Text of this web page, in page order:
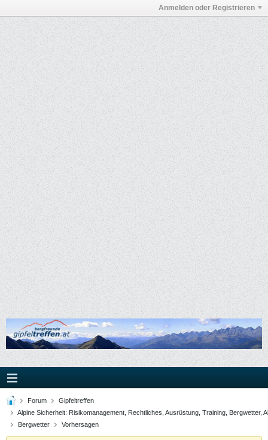
Anmelden oder Registrieren
Forum
Gipfeltreffen
Alpine Sicherheit: Risikomanagement, Rechtliches, Ausrüstung, Training, Bergwetter,
Bergwetter
Vorhersagen